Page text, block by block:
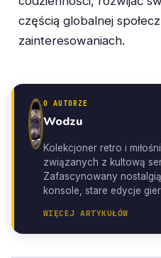
częścią globalnej
zainteresowaniach.
O AUTORZE
Wodzu
Kolekcjoner retro i
związanych z kultową
Zafascynowany
konsole, stare edycje
WIĘCEJ ARTYKUŁÓW